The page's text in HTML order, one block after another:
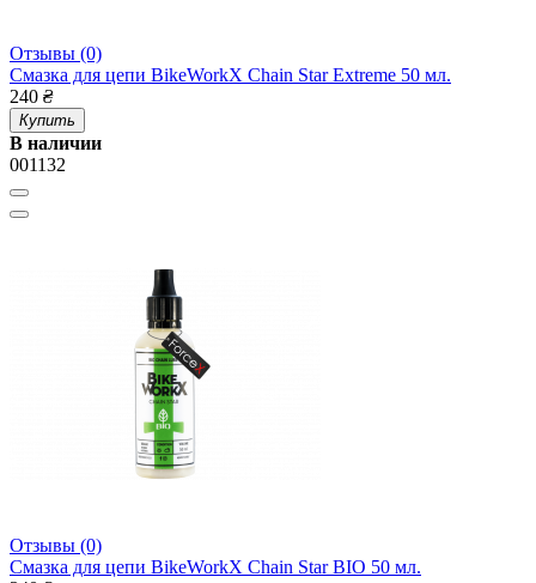
Отзывы (0)
Смазка для цепи BikeWorkX Chain Star Extreme 50 мл.
240 ₴
Купить
В наличии
001132
Отзывы (0)
Смазка для цепи BikeWorkX Chain Star BIO 50 мл.